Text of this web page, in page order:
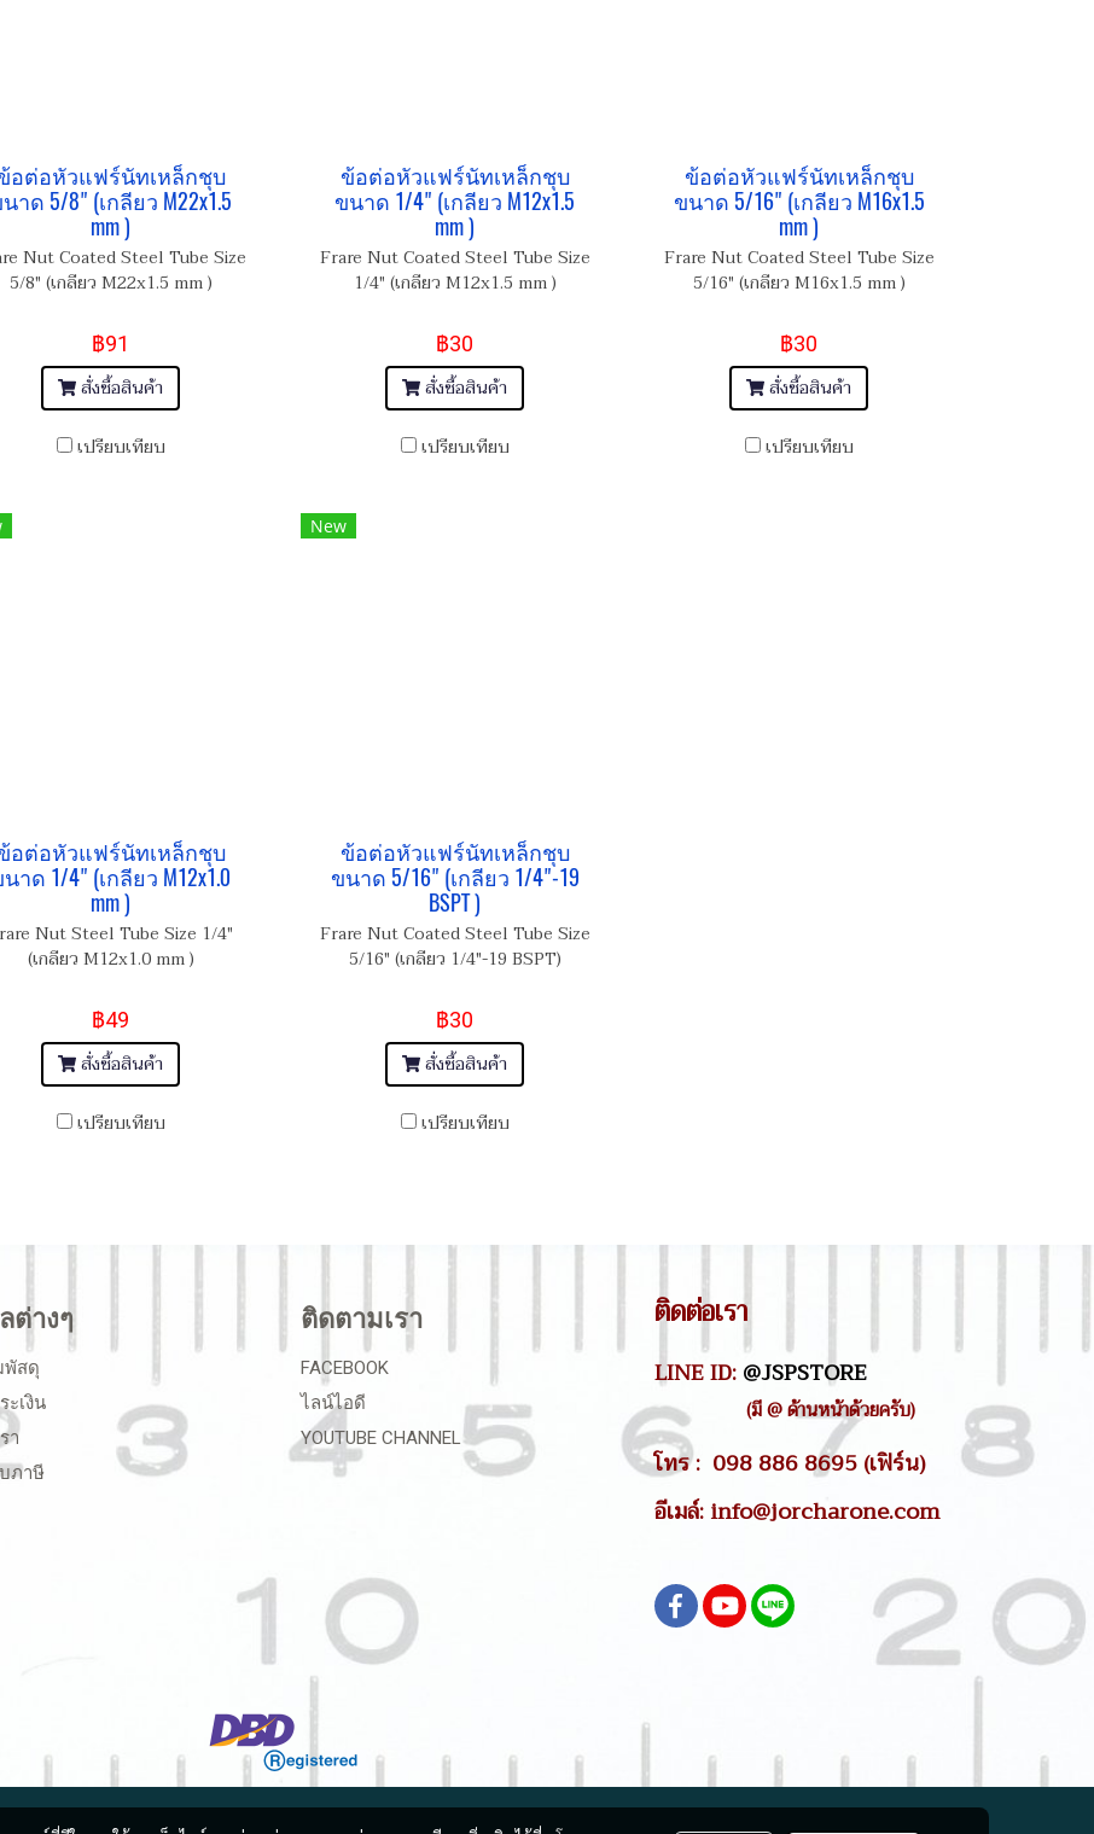
อต่อหัวแฟร์นัทเหล็กชุบ
าด 5/8" (เกลียว M22x1.5
mm )
Nut Coated Steel Tube Size
5/8" (เกลียว M22x1.5 mm )
฿91
สั่งซื้อสินค้า
เปรียบเทียบ
ข้อต่อหัวแฟร์นัทเหล็กชุบ
ขนาด 1/4" (เกลียว M12x1.5
mm )
Frare Nut Coated Steel Tube Size
1/4" (เกลียว M12x1.5 mm )
฿30
สั่งซื้อสินค้า
เปรียบเทียบ
ข้อต่อหัวแฟร์นัทเหล็กชุบ
ขนาด 5/16" (เกลียว M16x1.5
mm )
Frare Nut Coated Steel Tube Size
5/16" (เกลียว M16x1.5 mm )
฿30
สั่งซื้อสินค้า
เปรียบเทียบ
อต่อหัวแฟร์นัทเหล็กชุบ
าด 1/4" (เกลียว M12x1.0
mm )
Nut Steel Tube Size 1/4"
(เกลียว M12x1.0 mm )
฿49
สั่งซื้อสินค้า
เปรียบเทียบ
New
ข้อต่อหัวแฟร์นัทเหล็กชุบ
ขนาด 5/16" (เกลียว 1/4"-19
BSPT )
Frare Nut Coated Steel Tube Size
5/16" (เกลียว 1/4"-19 BSPT)
฿30
สั่งซื้อสินค้า
เปรียบเทียบ
ต่างๆ
พัสดุ
ะเงิน
า
ภาษี
ติดตามเรา
FACEBOOK
ไลน์ไอดี
YOUTUBE CHANNEL
ติดต่อเรา
LINE ID:@JSPSTORE
(มี @ ด้านหน้าด้วยครับ)
โทร : 098 886 8695 (เฟิร์น)
อีเมล์: info@jorcharone.com